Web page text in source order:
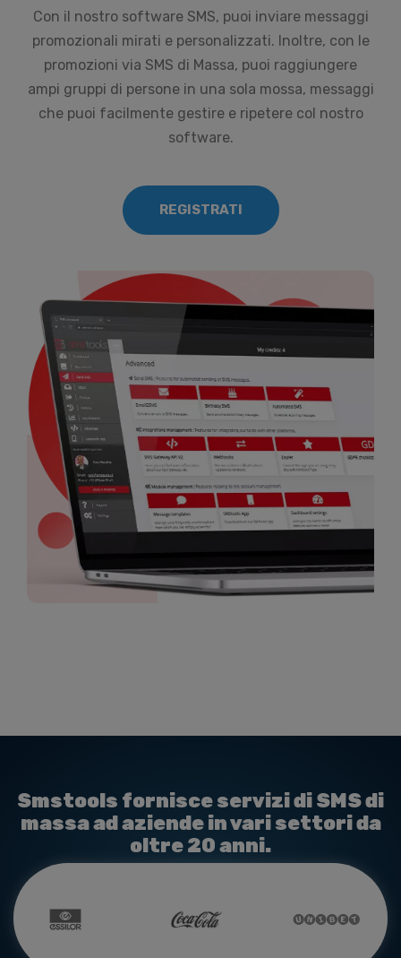
Con il nostro software SMS, puoi inviare messaggi
promozionali mirati e personalizzati. Inoltre, con le
promozioni via SMS di Massa, puoi raggiungere
ampi gruppi di persone in una sola mossa, messaggi
che puoi facilmente gestire e ripetere col nostro
software.
REGISTRATI
Smstools fornisce servizi di SMS di
massa ad aziende in vari settori da
oltre 20 anni.